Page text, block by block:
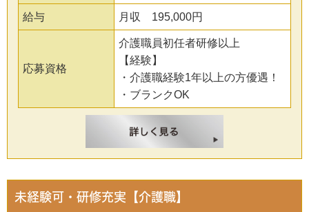
給与 月収 195,000円
応募資格
介護職員初任者研修以上
【経験】
・介護職経験1年以上の方優遇！
・ブランクOK
未経験可・研修充実【介護職】